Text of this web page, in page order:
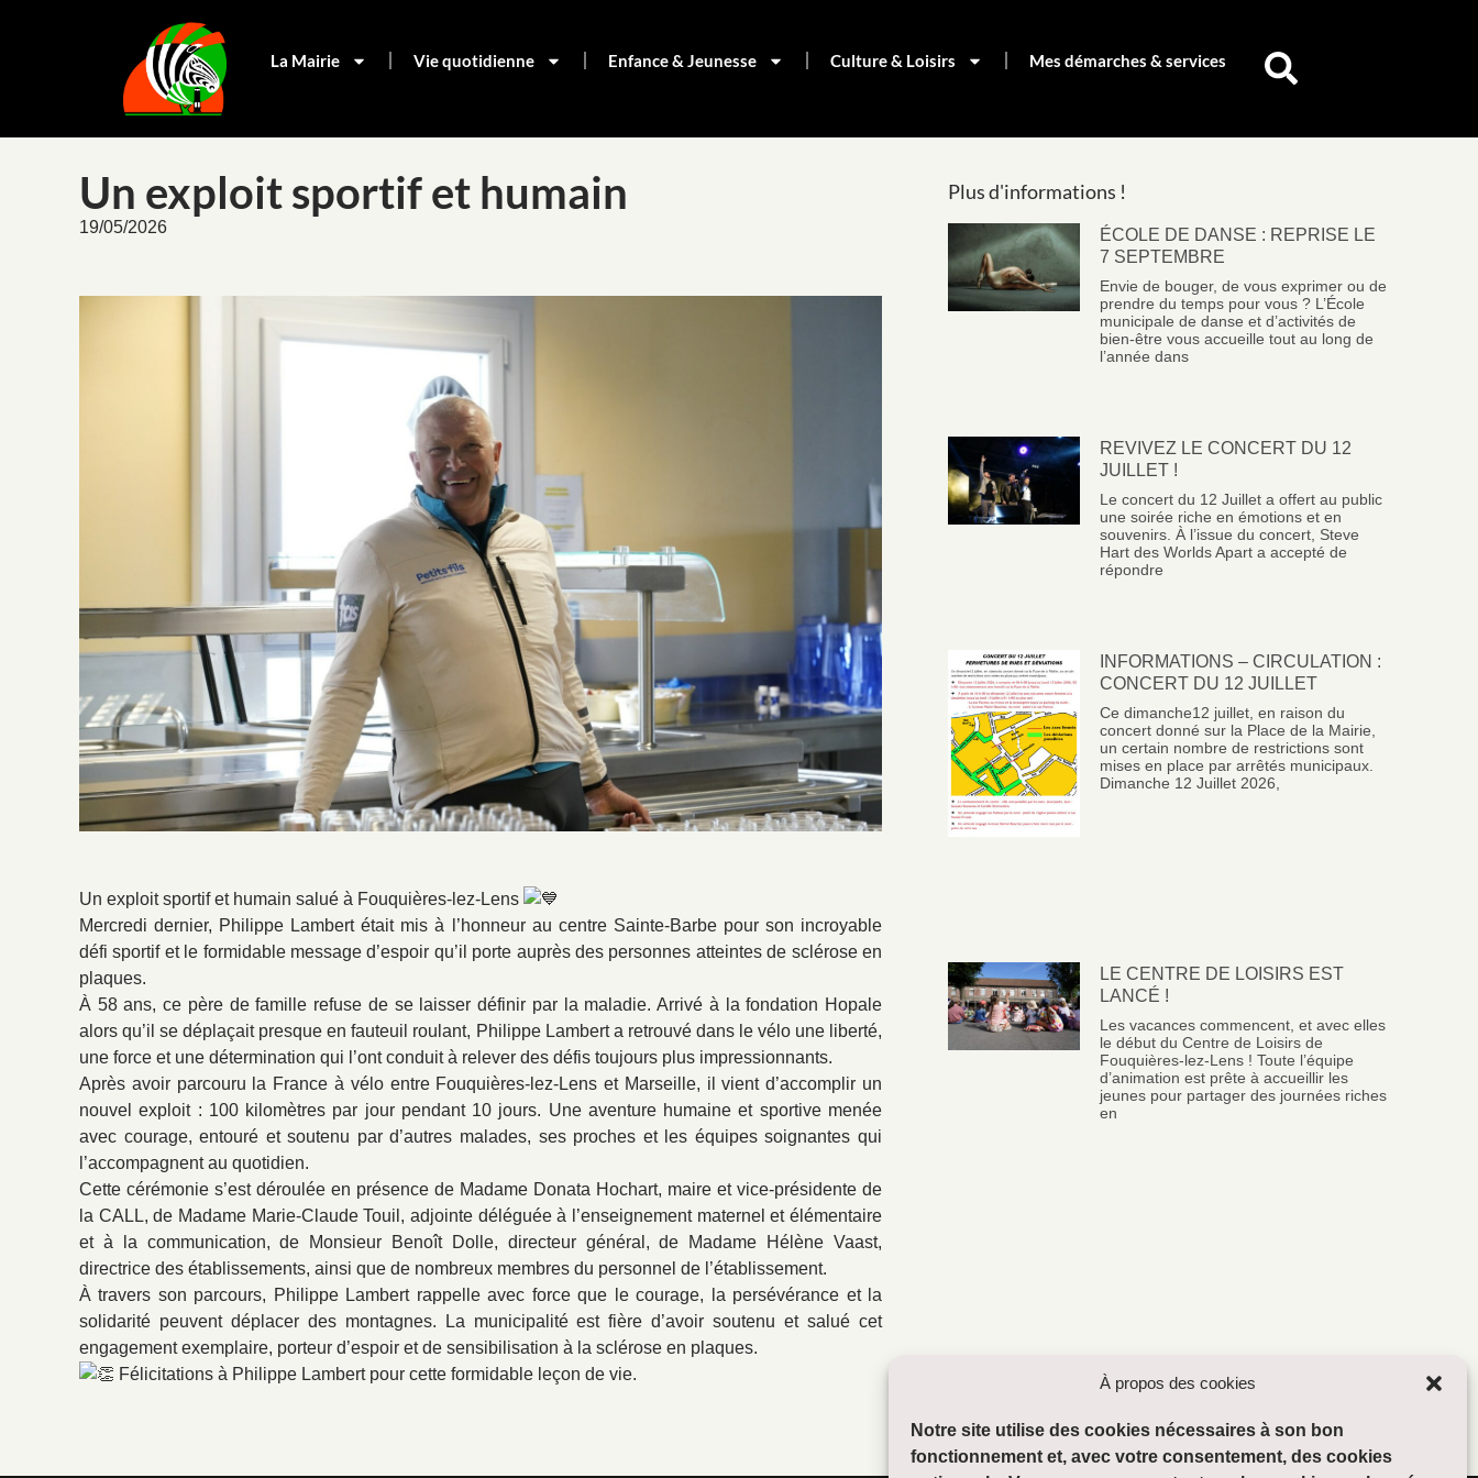
À propos des cookies
Notre site utilise des cookies nécessaires à son bon
fonctionnement et, avec votre consentement, des cookies
La Mairie Vie quotidienne Enfance & Jeunesse Culture & Loisirs Mes démarches & services
Un exploit sportif et humain
19/05/2026
Un exploit sportif et humain salué à Fouquières-lez-Lens
Mercredi dernier, Philippe Lambert était mis à l’honneur au centre Sainte-Barbe pour son incroyable
défi sportif et le formidable message d’espoir qu’il porte auprès des personnes atteintes de sclérose en
plaques.
À 58 ans, ce père de famille refuse de se laisser définir par la maladie. Arrivé à la fondation Hopale
alors qu’il se déplaçait presque en fauteuil roulant, Philippe Lambert a retrouvé dans le vélo une liberté,
une force et une détermination qui l’ont conduit à relever des défis toujours plus impressionnants.
Après avoir parcouru la France à vélo entre Fouquières-lez-Lens et Marseille, il vient d’accomplir un
nouvel exploit : 100 kilomètres par jour pendant 10 jours. Une aventure humaine et sportive menée
avec courage, entouré et soutenu par d’autres malades, ses proches et les équipes soignantes qui
l’accompagnent au quotidien.
Cette cérémonie s’est déroulée en présence de Madame Donata Hochart, maire et vice-présidente de
la CALL, de Madame Marie-Claude Touil, adjointe déléguée à l’enseignement maternel et élémentaire
et à la communication, de Monsieur Benoît Dolle, directeur général, de Madame Hélène Vaast,
directrice des établissements, ainsi que de nombreux membres du personnel de l’établissement.
À travers son parcours, Philippe Lambert rappelle avec force que le courage, la persévérance et la
solidarité peuvent déplacer des montagnes. La municipalité est fière d’avoir soutenu et salué cet
engagement exemplaire, porteur d’espoir et de sensibilisation à la sclérose en plaques.
Félicitations à Philippe Lambert pour cette formidable leçon de vie.
Plus d'informations !
ÉCOLE DE DANSE : REPRISE LE
7 SEPTEMBRE
Envie de bouger, de vous exprimer ou de
prendre du temps pour vous ? L’École
municipale de danse et d’activités de
bien-être vous accueille tout au long de
l’année dans
REVIVEZ LE CONCERT DU 12
JUILLET !
Le concert du 12 Juillet a offert au public
une soirée riche en émotions et en
souvenirs. À l’issue du concert, Steve
Hart des Worlds Apart a accepté de
répondre
INFORMATIONS – CIRCULATION :
CONCERT DU 12 JUILLET
Ce dimanche12 juillet, en raison du
concert donné sur la Place de la Mairie,
un certain nombre de restrictions sont
mises en place par arrêtés municipaux.
Dimanche 12 Juillet 2026,
LE CENTRE DE LOISIRS EST
LANCÉ !
Les vacances commencent, et avec elles
le début du Centre de Loisirs de
Fouquières-lez-Lens ! Toute l’équipe
d’animation est prête à accueillir les
jeunes pour partager des journées riches
en